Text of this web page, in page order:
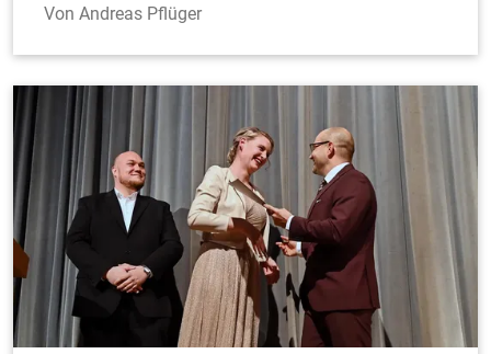
Andreas Pflüger